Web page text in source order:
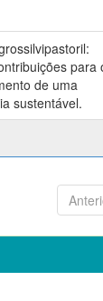
para
de uma
sustentável.